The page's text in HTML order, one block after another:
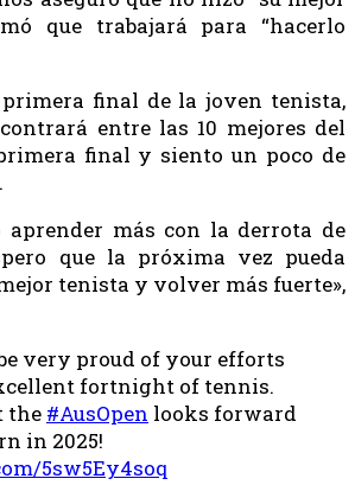
que trabajará para “hacerlo
primera final de la joven tenista,
entre las 10 mejores del
final y siento un poco de
aprender más con la derrota de
que la próxima vez pueda
tenista y volver más fuerte»,
very proud of your efforts
fortnight of tennis.
the #AusOpen looks forward
in 2025!
5sw5Ey4soq